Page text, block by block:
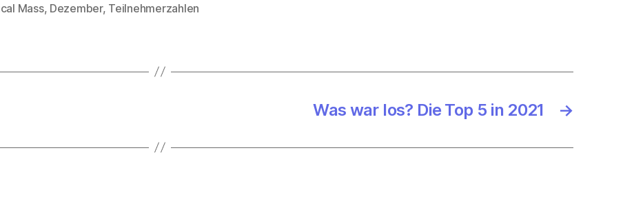
Mass, Dezember, Teilnehmerzahlen
→
Was war los? Die Top 5 in 2021